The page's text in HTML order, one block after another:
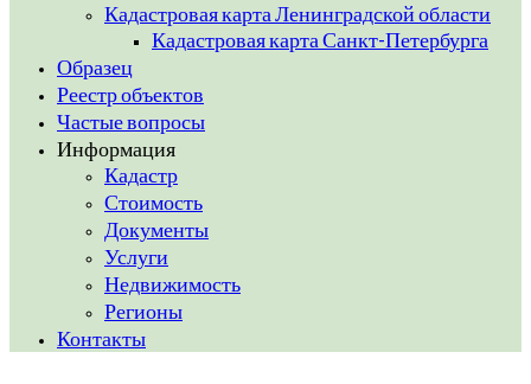
Кадастровая карта Ленинградской области
Кадастровая карта Санкт-Петербурга
Образец
Реестр объектов
Частые вопросы
Информация
Кадастр
Стоимость
Документы
Услуги
Недвижимость
Регионы
Контакты